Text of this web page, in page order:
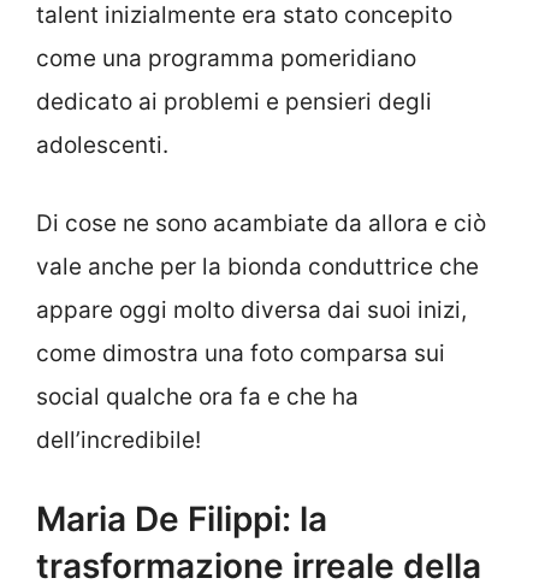
talent inizialmente era stato concepito
come una programma pomeridiano
dedicato ai problemi e pensieri degli
adolescenti.
Di cose ne sono acambiate da allora e ciò
vale anche per la bionda conduttrice che
appare oggi molto diversa dai suoi inizi,
come dimostra una foto comparsa sui
social qualche ora fa e che ha
dell’incredibile!
Maria De Filippi: la
trasformazione irreale della